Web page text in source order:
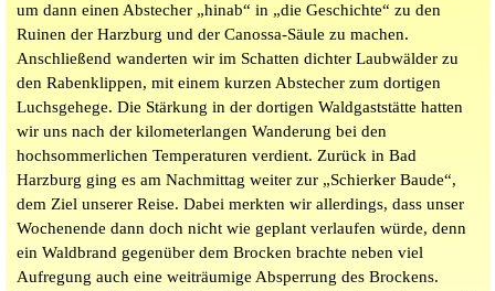
um dann einen Abstecher „hinab“ in „die Geschichte“ zu den
Ruinen der Harzburg und der Canossa-Säule zu machen.
Anschließend wanderten wir im Schatten dichter Laubwälder zu
den Rabenklippen, mit einem kurzen Abstecher zum dortigen
Luchsgehege. Die Stärkung in der dortigen Waldgaststätte hatten
wir uns nach der kilometerlangen Wanderung bei den
hochsommerlichen Temperaturen verdient. Zurück in Bad
Harzburg ging es am Nachmittag weiter zur „Schierker Baude“,
dem Ziel unserer Reise. Dabei merkten wir allerdings, dass unser
Wochenende dann doch nicht wie geplant verlaufen würde, denn
ein Waldbrand gegenüber dem Brocken brachte neben viel
Aufregung auch eine weiträumige Absperrung des Brockens.